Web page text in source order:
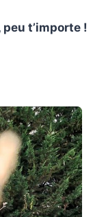
t’importe !